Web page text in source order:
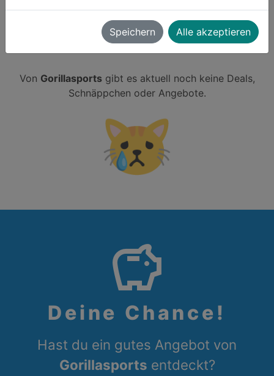
Speichern Alle akzeptieren
Direkt zum Partnerlaunch
Von Gorillasportsgibt es aktuell noch keine Deals,
Schnäppchen oder Angebote.
😿
savings
Deine Chance!
Hast du ein gutes Angebot von
Gorillasports entdeckt?